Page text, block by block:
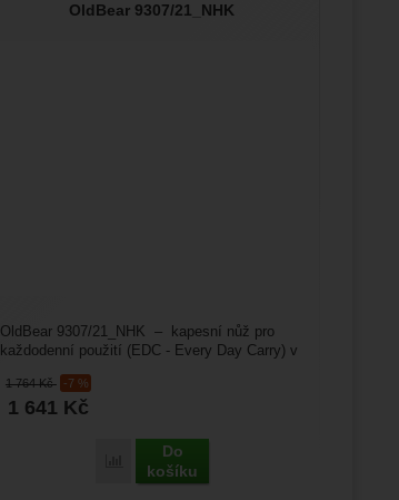
OldBear 9307/21_NHK
1 764Kč -7 %
1 641 Kč
Porovnat
Do
košíku
OldBear 9307/21_NHK – kapesní nůž pro
každodenní použití (EDC - Every Day Carry) v